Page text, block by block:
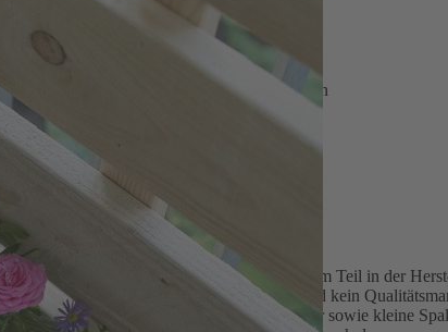
Fichtenholz
Maserung
ohne Deko)
um Feuchtigkeit vom Holz fernzuhalten
Naturprodukt mit Besonderheiten, die nur zum Teil in der
Auch kleine Krümmungen und Risse sind kein
Qualitätskontrolle lassen sich Astlöcher sowie kleine